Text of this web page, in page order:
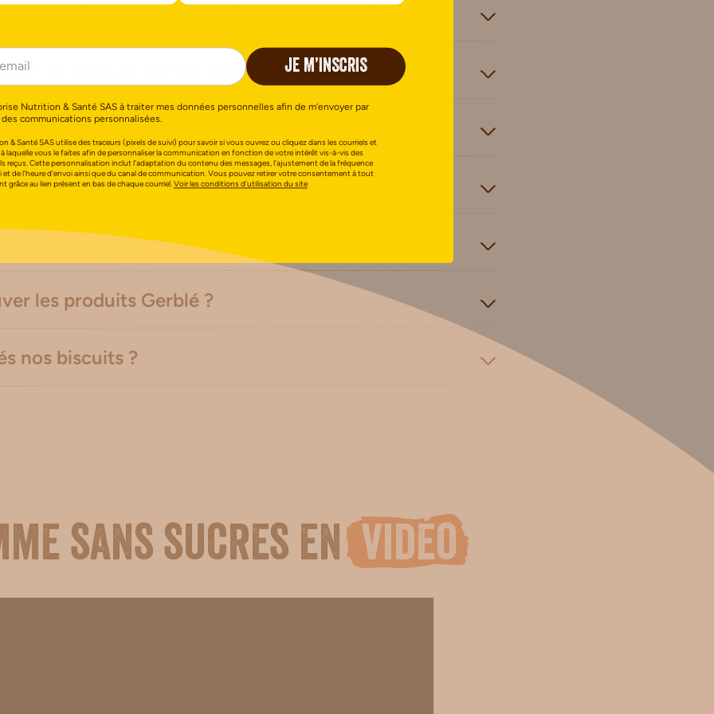
entre le sans sucres et le sans sucres ajoutés ?
les biscuits Gerblé quand on est diabétique ?
Maltitol ?
glycémie ?
la farine CRC ?
les produits Gerblé ?
nos biscuits ?
sans sucres en vidéo
JE M’INSCRIS
Nutrition & Santé SAS à traiter mes données personnelles afin de m’envoyer par
communications personnalisées.
& Santé SAS utilise des traceurs (pixels de suivi) pour savoir si vous ouvrez ou cliquez dans les courriels et
à laquelle vous le faites afin de personnaliser la communication en fonction de votre intérêt vis-à-vis des
reçus. Cette personnalisation inclut l’adaptation du contenu des messages, l’ajustement de la fréquence
et de l’heure d’envoi ainsi que du canal de communication. Vous pouvez retirer votre consentement à tout
grâce au lien présent en bas de chaque courriel.Voir les conditions d’utilisation du site